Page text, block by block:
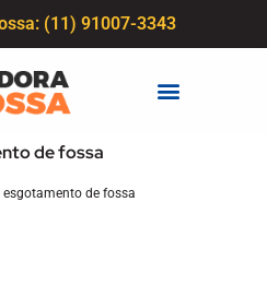
(11) 91007-3343
de fossa
de fossa